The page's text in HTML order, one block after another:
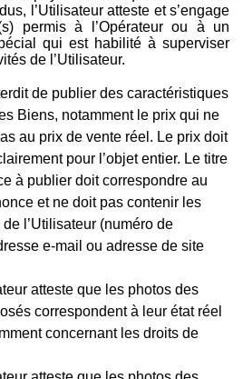
l’Utilisateur atteste et s’engage
permis à l’Opérateur ou à un
qui est habilité à superviser
de l’Utilisateur.
de publier des caractéristiques
Biens, notamment le prix qui ne
au prix de vente réel. Le prix doit
pour l’objet entier. Le titre
à publier doit correspondre au
et ne doit pas contenir les
l’Utilisateur (numéro de
e-mail ou adresse de site
atteste que les photos des
correspondent à leur état réel
concernant les droits de